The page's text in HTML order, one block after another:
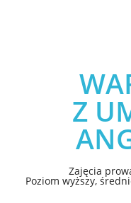
Z
Zajęcia
Poziom wyższy,